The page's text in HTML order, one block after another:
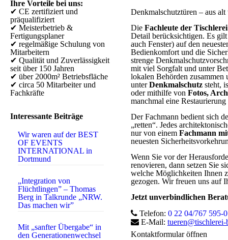
Denkmalschutztüren – aus
Die Fachleute der
Detail berücksichtigen. Es
auch Fenster) auf den
Bedienkomfort und die
strenge
mit viel Sorgfalt und unter
lokalen Behörden
unterDenkmalschutz steht,
oder mithilfe von Fotos,
manchmal eine
Der Fachmann bedient sich
„retten“. Jedes
nur von einem Fachmann
neuesten
Wenn Sie vor der
renovieren, dann setzen Sie
welche Möglichkeiten Ihnen
gezogen. Wir freuen uns auf
Jetzt unverbindlichen
Telefon: 0 22 04/767 595-0
E-Mail: tueren@tischlerei-
Kontaktformular öffnen
Ihre Vorteile bei uns:
✔ CE zertifiziert und
präqualifiziert
✔ Meisterbetrieb &
Fertigungsplaner
✔ regelmäßige Schulung von
Mitarbeitern
✔ Qualität und Zuverlässigkeit
seit über 150 Jahren
✔ über 2000m² Betriebsfläche
✔ circa 50 Mitarbeiter und
Fachkräfte
Interessante Beiträge
Wir waren auf der BEST
OF EVENTS
INTERNATIONAL in
Dortmund
„Integration von
Flüchtlingen” – Thomas
Berg in Talkrunde „NRW.
Das machen wir”
Mit „sanfter Übergabe“ in
den Generationenwechsel